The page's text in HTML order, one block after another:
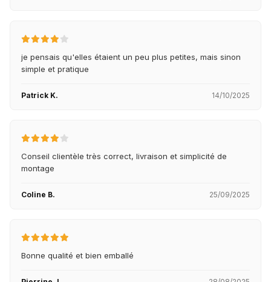
je pensais qu'elles étaient un peu plus petites, mais sinon
simple et pratique
Patrick K. 14/10/2025
Conseil clientèle très correct, livraison et simplicité de
montage
Coline B. 25/09/2025
Bonne qualité et bien emballé